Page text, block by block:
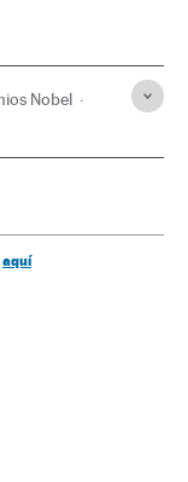
Nobel
aquí